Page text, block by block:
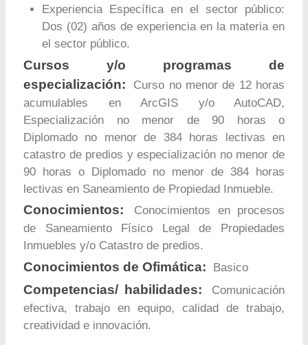
Experiencia Específica en el sector público:
Dos (02) años de experiencia en la materia en
el sector público.
Cursos y/o programas de
especialización:
Curso no menor de 12 horas
acumulables en ArcGIS y/o AutoCAD,
Especialización no menor de 90 horas o
Diplomado no menor de 384 horas lectivas en
catastro de predios y especialización no menor de
90 horas o Diplomado no menor de 384 horas
lectivas en Saneamiento de Propiedad Inmueble.
Conocimientos:
Conocimientos en procesos
de Saneamiento Físico Legal de Propiedades
Inmuebles y/o Catastro de predios.
Conocimientos de Ofimática: Basico
Competencias/ habilidades:
Comunicación
efectiva, trabajo en equipo, calidad de trabajo,
creatividad e innovación.